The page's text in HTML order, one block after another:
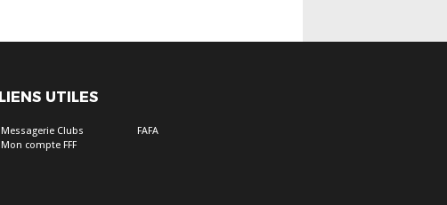
LIENS UTILES
Messagerie Clubs
Mon compte FFF
FAFA